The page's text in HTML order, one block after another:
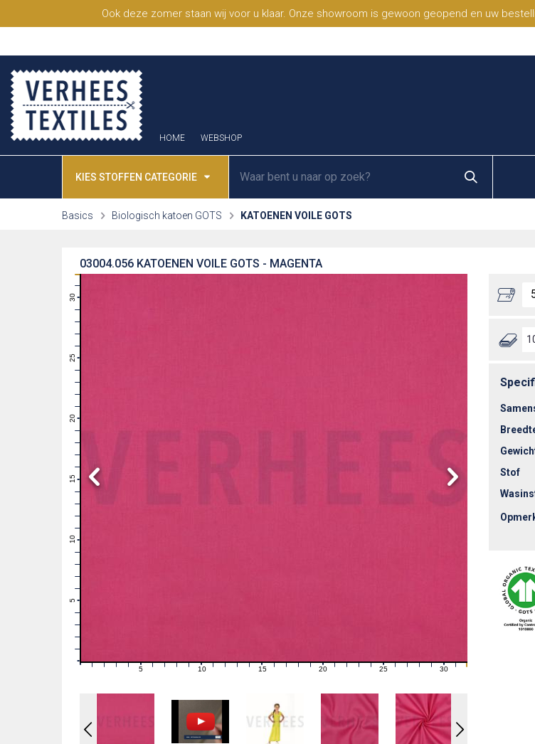
Ook deze zomer staan wij voor u klaar. Onze showroom is gewoon geopend en uw
HOME WEBSHOP
KIES STOFFEN CATEGORIE
Basics Biologisch katoen GOTS KATOENEN VOILE GOTS
KATOENEN VOILE GOTS - MAGENTA
03004.056
10
11
12
13
14
15
16
17
18
19
20
21
22
23
24
25
26
27
28
29
30
1 2 3 4 6 7 8 9 11 12 13 14 16 17 18 19 21 22 23 24 26 27 28 29 31
Stof